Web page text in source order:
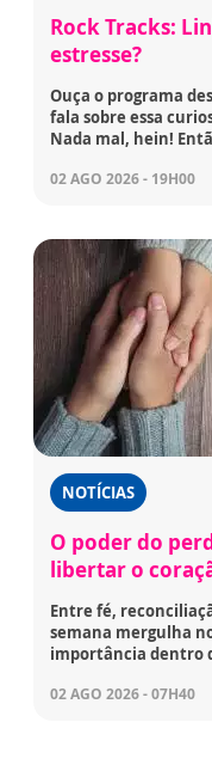
Rock Tracks:
estresse?
Ouça o programa
fala sobre essa
Nada mal, hein!
02 AGO 2026 - 19H00
NOTÍCIAS
O poder do
libertar o
Entre fé,
semana mergulha
importância dentro
02 AGO 2026 - 07H40